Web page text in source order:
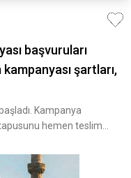
başvuruları
şartları,
Kampanya